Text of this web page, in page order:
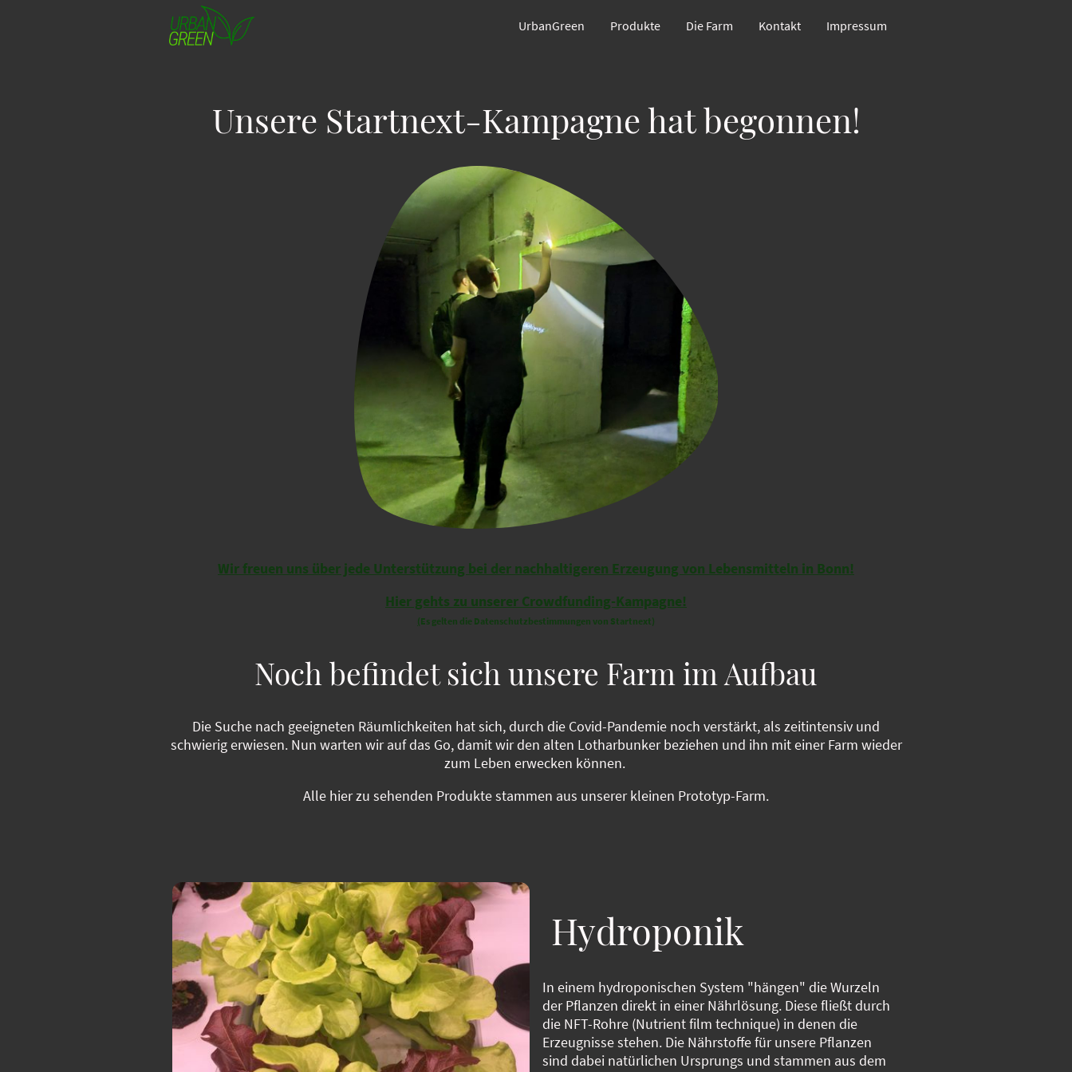
UrbanGreen Produkte Die Farm Kontakt Impressum
Unsere Startnext-Kampagne hat begonnen!
Wir freuen uns über jede Unterstützung bei der nachhaltigeren Erzeugung von Lebensmitteln in Bonn!
Hier gehts zu unserer Crowdfunding-Kampagne!
(Es gelten die Datenschutzbestimmungen von Startnext)
Noch befindet sich unsere Farm im Aufbau
Die Suche nach geeigneten Räumlichkeiten hat sich, durch die Covid-Pandemie noch verstärkt, als zeitintensiv und
schwierig erwiesen. Nun warten wir auf das Go, damit wir den alten Lotharbunker beziehen und ihn mit einer Farm wieder
zum Leben erwecken können.
Alle hier zu sehenden Produkte stammen aus unserer kleinen Prototyp-Farm.
Hydroponik
In einem hydroponischen System "hängen" die Wurzeln
der Pflanzen direkt in einer Nährlösung. Diese fließt durch
die NFT-Rohre (Nutrient film technique) in denen die
Erzeugnisse stehen. Die Nährstoffe für unsere Pflanzen
sind dabei natürlichen Ursprungs und stammen aus dem